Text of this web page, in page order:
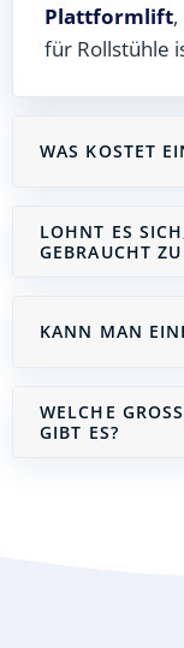
Plattformlift
für Rollstühle
WAS KOSTET
LOHNT ES
GEBRAUCHT
KANN MAN
WELCHE
IBT ES?